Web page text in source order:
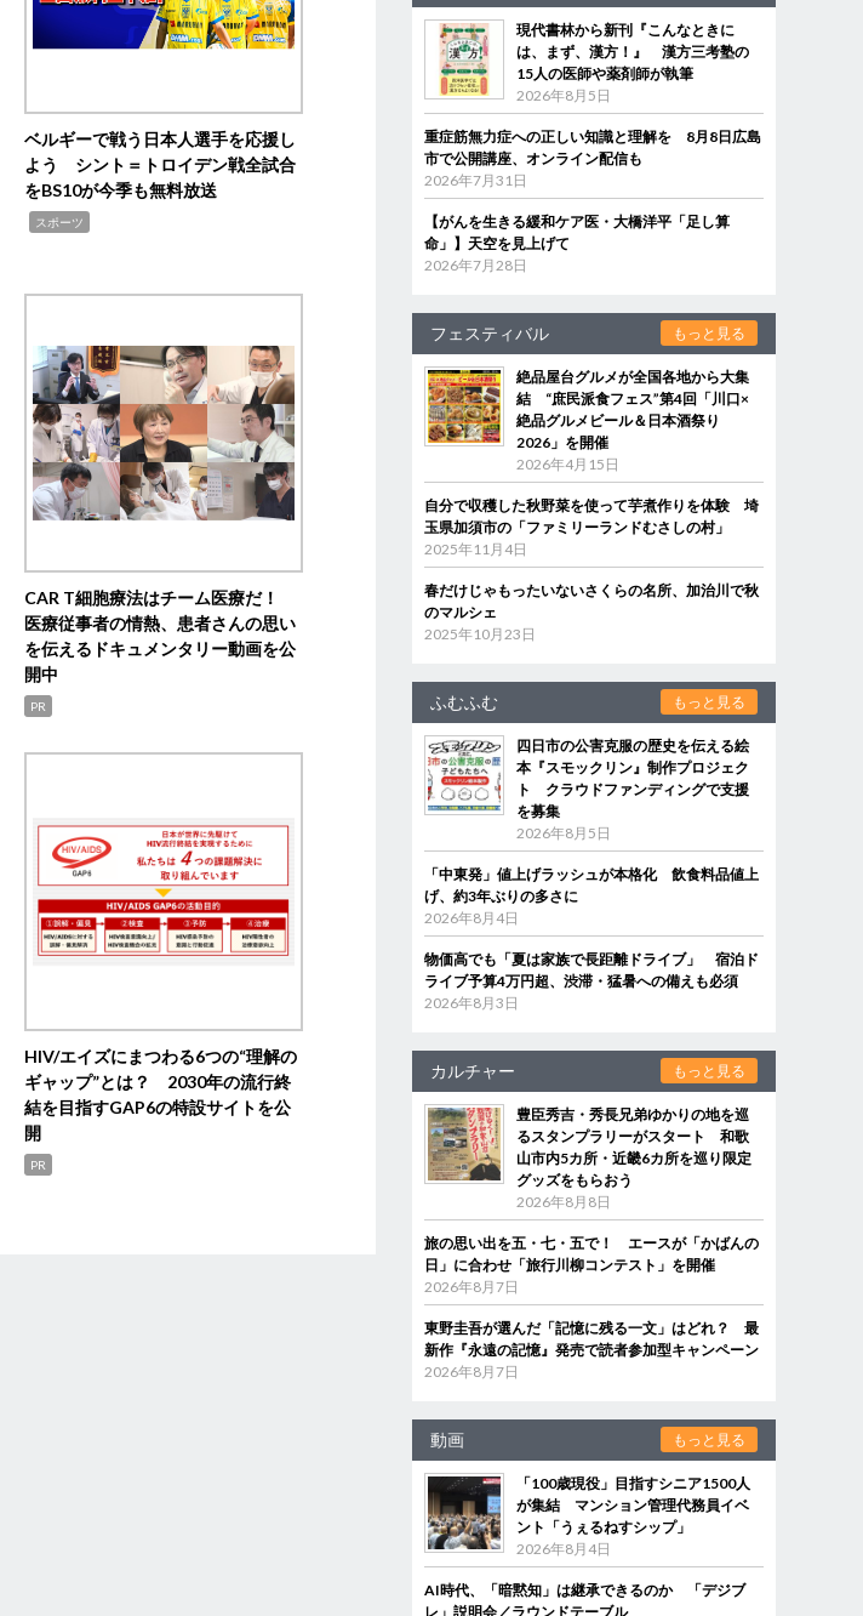
ベルギーで戦う日本人選手を応援し
よう シント＝トロイデン戦全試合
をBS10が今季も無料放送
スポーツ
CAR T細胞療法はチーム医療だ！
医療従事者の情熱、患者さんの思い
を伝えるドキュメンタリー動画を公
開中
PR
HIV/エイズにまつわる6つの“理解の
ギャップ”とは？ 2030年の流行終
結を目指すGAP6の特設サイトを公
開
PR
現代書林から新刊『こんなときに
は、まず、漢方！』 漢方三考塾の
15人の医師や薬剤師が執筆
2026年8月5日
重症筋無力症への正しい知識と理解を 8月8日広島
市で公開講座、オンライン配信も
2026年7月31日
【がんを生きる緩和ケア医・大橋洋平「足し算
命」】天空を見上げて
2026年7月28日
フェスティバル もっと見る
絶品屋台グルメが全国各地から大集
結 “庶民派食フェス”第4回「川口×
絶品グルメビール＆日本酒祭り
2026」を開催
2026年4月15日
自分で収穫した秋野菜を使って芋煮作りを体験 埼
玉県加須市の「ファミリーランドむさしの村」
2025年11月4日
春だけじゃもったいないさくらの名所、加治川で秋
のマルシェ
2025年10月23日
ふむふむ もっと見る
四日市の公害克服の歴史を伝える絵
本『スモックリン』制作プロジェク
ト クラウドファンディングで支援
を募集
2026年8月5日
「中東発」値上げラッシュが本格化 飲食料品値上
げ、約3年ぶりの多さに
2026年8月4日
物価高でも「夏は家族で長距離ドライブ」 宿泊ド
ライブ予算4万円超、渋滞・猛暑への備えも必須
2026年8月3日
カルチャー もっと見る
豊臣秀吉・秀長兄弟ゆかりの地を巡
るスタンプラリーがスタート 和歌
山市内5カ所・近畿6カ所を巡り限定
グッズをもらおう
2026年8月8日
旅の思い出を五・七・五で！ エースが「かばんの
日」に合わせ「旅行川柳コンテスト」を開催
2026年8月7日
東野圭吾が選んだ「記憶に残る一文」はどれ？ 最
新作『永遠の記憶』発売で読者参加型キャンペーン
2026年8月7日
動画 もっと見る
「100歳現役」目指すシニア1500人
が集結 マンション管理代務員イベ
ント「うぇるねすシップ」
2026年8月4日
AI時代、「暗黙知」は継承できるのか 「デジブ
レ」説明会／ラウンドテーブル